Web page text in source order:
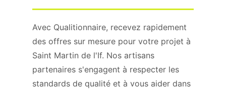
Avec Qualitionnaire, recevez rapidement
des offres sur mesure pour votre projet à
Saint Martin de l'If. Nos artisans
partenaires s'engagent à respecter les
standards de qualité et à vous aider dans